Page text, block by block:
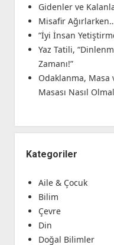
Gidenler ve
Misafir
“İyi İnsan
Yaz Tatili,
Zamanı!”
Odaklanma, Masa
Masası Nasıl
Kategoriler
Aile & Çocuk
Bilim
Çevre
Din
Doğal Bilimler